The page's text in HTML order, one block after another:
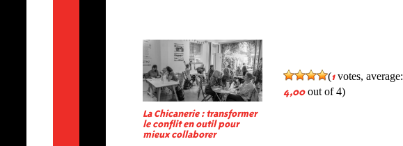
La Chicanerie : transformer
le conflit en outil pour
mieux collaborer
(1votes, average:
4,00out of 4)